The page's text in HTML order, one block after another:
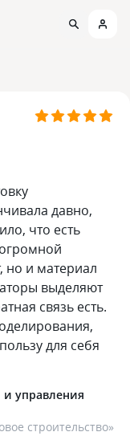
давно,
что есть
но и материал
выделяют
связь есть.
для себя
и управления
строительство»